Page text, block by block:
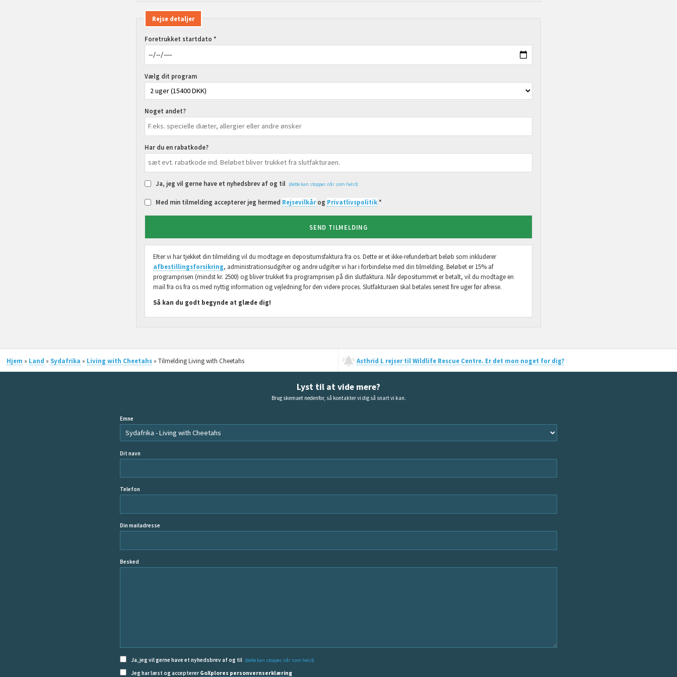
Rejse detaljer
Foretrukket startdato *
Vælg dit program
Noget andet?
Har du en rabatkode?
Ja, jeg vil gerne have et nyhedsbrev af og til (dette kan stoppes når som helst)
Med min tilmelding accepterer jeg hermed Rejsevilkårog Privatlivspolitik*
SEND TILMELDING
Efter vi har tjekket din tilmelding vil du modtage en depositumsfaktura fra os. Dette er et ikke-refunderbart beløb som inkluderer
afbestillingsforsikring, administrationsudgifter og andre udgifter vi har i forbindelse med din tilmelding. Beløbet er 15% af
programprisen (mindst kr. 2500) og bliver trukket fra programprisen på din slutfaktura. Når depositummet er betalt, vil du modtage en
mail fra os fra os med nyttig information og vejledning for den videre proces. Slutfakturaen skal betales senest fire uger før afreise.
Så kan du godt begynde at glæde dig!
Hjem » Land » Sydafrika » Living with Cheetahs» Tilmelding Living with Cheetahs Asthrid L rejser til Wildlife Rescue Centre. Er det mon noget for dig?
Lyst til at vide mere?
Brug skemaet nedenfor, så kontakter vi dig så snart vi kan.
Emne
Dit navn
Telefon
Din mailadresse
Besked
Ja, jeg vil gerne have et nyhedsbrev af og til (dette kan stoppes når som helst)
Jeg har læst og accepterer GoXplores personvernserklæring